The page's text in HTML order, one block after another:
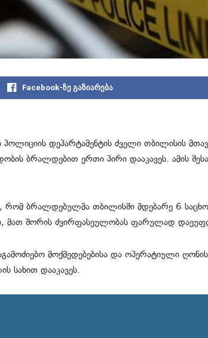
Facebook-ზე გაზიარება
პოლიციის დეპარტამენტის ძველი თბილისის
ბრალდებით ერთი პირი დააკავეს. ამის
რომ ბრალდებულმა თბილისში მდებარე 6
მათ შორის ძვირფასეულობას ფარულად
მოქმედებებისა და ოპერატიული
სახით დააკავეს.